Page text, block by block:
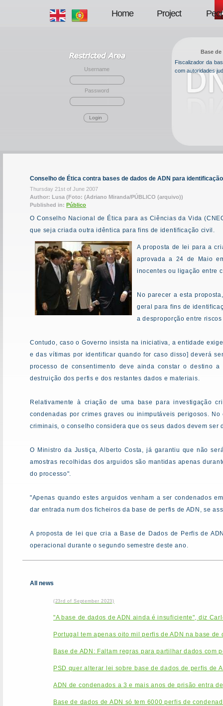
Base
Fiscalizador da
com autoridades
Username
Password
Login
Home Project
Conselho de Ética contra bases de dados de ADN para
Thursday 21st of June 2007
Author: Lusa (Foto: (Adriano Miranda/PÚBLICO (arquivo))
Published in: Público
O Conselho Nacional de Ética para as Ciências da Vida
que seja criada outra idêntica para fins de identificação civil.
A proposta de lei para a
aprovada a 24 de Maio
inocentes ou ligação entre
No parecer a esta
geral para fins de
a desproporção entre
Contudo, caso o Governo insista na iniciativa, a entidade
e das vítimas por identificar quando for caso disso] deverá
processo de consentimento deve ainda constar o destino
destruição dos perfis e dos restantes dados e materiais.
Relativamente à criação de uma base para investigação
condenadas por crimes graves ou inimputáveis perigosos.
criminais, o conselho considera que os seus dados devem
O Ministro da Justiça, Alberto Costa, já garantiu que não
amostras recolhidas dos arguidos são mantidas apenas
do processo".
"Apenas quando estes arguidos venham a ser condenados
dar entrada num dos ficheiros da base de perfis de ADN, se
A proposta de lei que cria a Base de Dados de Perfis de
operacional durante o segundo semestre deste ano.
All news
(23rd of September 2023)
"A base de dados de ADN ainda é insuficiente", diz
Portugal tem apenas oito mil perfis de ADN na base de
Base de ADN: Faltam regras para partilhar dados com
PSD quer alterar lei sobre base de dados de perfis de
ADN de condenados a 3 e mais anos de prisão entra
Base de dados de ADN só tem 6000 perfis de